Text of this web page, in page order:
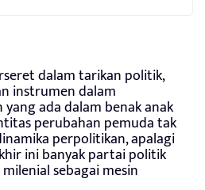
dalam tarikan politik,
instrumen dalam
ada dalam benak anak
perubahan pemuda tak
perpolitikan, apalagi
ini banyak partai politik
sebagai mesin